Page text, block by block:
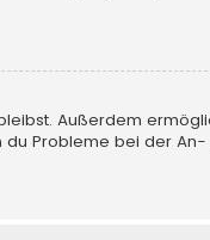
Außerdem
du Probleme bei der